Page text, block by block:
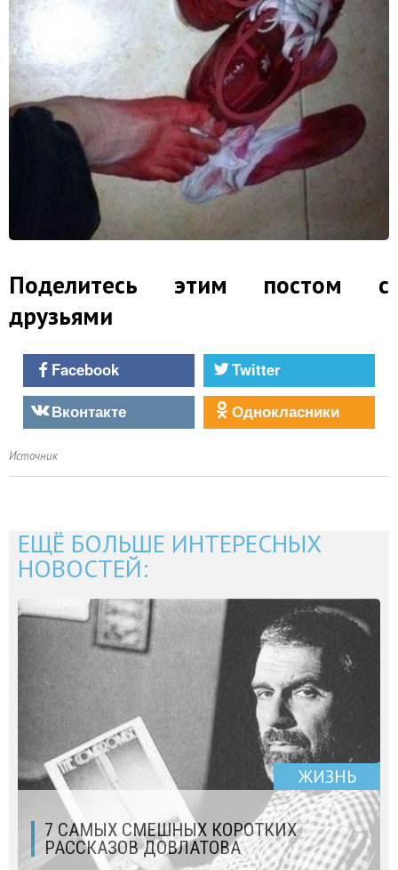
Поделитесь этим постом с
друзьями
Facebook
Twitter
Вконтакте
Однокласники
Источник
ЕЩЁ БОЛЬШЕ ИНТЕРЕСНЫХ
НОВОСТЕЙ:
ЖИЗНЬ
7 САМЫХ СМЕШНЫХ КОРОТКИХ
РАССКАЗОВ ДОВЛАТОВА